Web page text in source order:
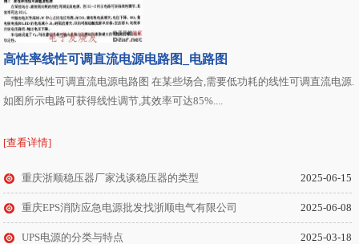
高性率线性可调直流电源电路图_电路图
高性率线性可调直流电源电路图 在某些场合,需要低功耗的线性可调直流电源.
如图所示电路可获得线性调节,其效率可达85%....
[查看详情]
2025-06-15
重庆浙顺稳压器厂家浅谈稳压器的类型
2025-06-08
重庆EPS消防应急电源批发找浙顺电气有限公司
2025-03-18
UPS电源的分类与特点
业等计算机信息系统、通讯系统、数据网络中心等的安
全保护问题。 第二类工
在线式户外UPS不间断电源的特点
在线式户外UPS不间断电源是专为用户室外通信、网络
设备等提供纯净不间断交流电源的设备，主要针对使用
蓄电池在UPS中已得到广泛的应用，其品种繁多，型号
齐全，规格各异，但按其基本性质可以分为酸性电池和
碱性电池两大类： 酸性电池：酸性电池的电解液一般是
由稀硫酸(H2SO4)或者胶